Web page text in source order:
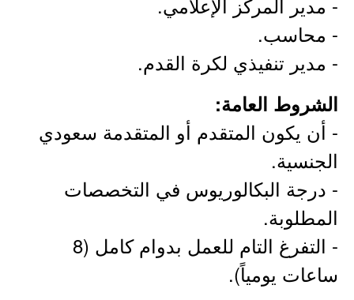
- محاسب.
- مدير تنفيذي لكرة القدم.
الشروط العامة:
- أن يكون المتقدم أو المتقدمة سعودي
الجنسية.
- درجة البكالوريوس في التخصصات
المطلوبة.
- التفرغ التام للعمل بدوام كامل (8
ساعات يومياً).